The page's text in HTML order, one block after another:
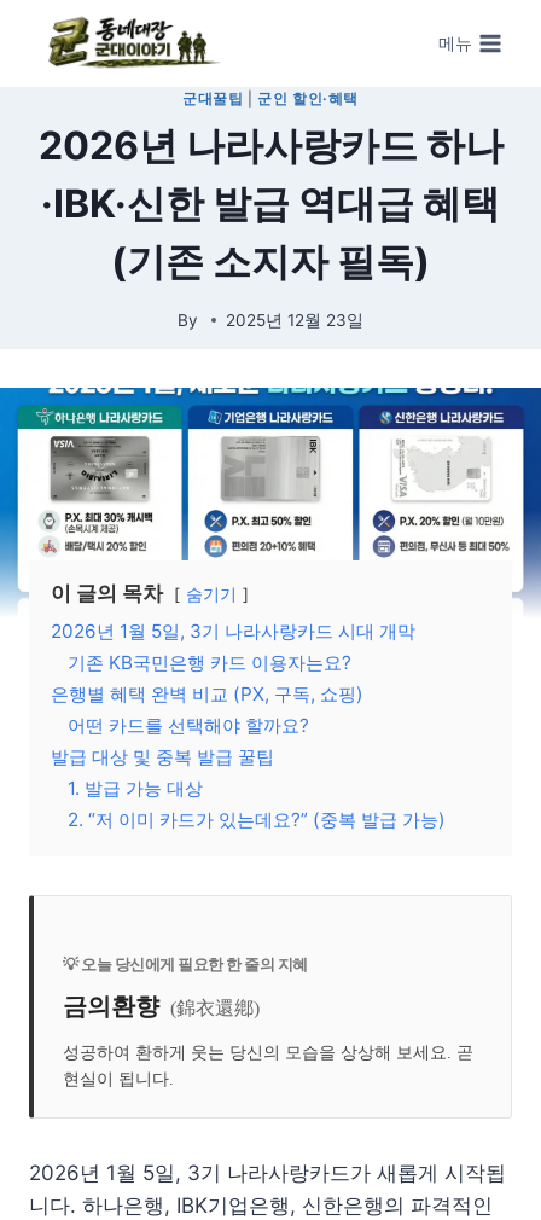
Skip to content
메뉴
군대꿀팁 군인 할인·혜택
2026년 나라사랑카드 하나
·IBK·신한 발급 역대급 혜택
(기존 소지자 필독)
By 2025년 12월 23일
이 글의 목차 숨기기
2026년 1월 5일, 3기 나라사랑카드 시대 개막
기존 KB국민은행 카드 이용자는요?
은행별 혜택 완벽 비교 (PX, 구독, 쇼핑)
어떤 카드를 선택해야 할까요?
발급 대상 및 중복 발급 꿀팁
1. 발급 가능 대상
2. “저 이미 카드가 있는데요?” (중복 발급 가능)
💡 오늘 당신에게 필요한 한 줄의 지혜
금의환향 (錦衣還鄕)
성공하여 환하게 웃는 당신의 모습을 상상해 보세요. 곧
현실이 됩니다.
2026년 1월 5일, 3기 나라사랑카드가 새롭게 시작됩
니다. 하나은행, IBK기업은행, 신한은행의 파격적인